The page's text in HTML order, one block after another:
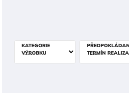
KATEGORIE
VÝROBKU
TERMÍN